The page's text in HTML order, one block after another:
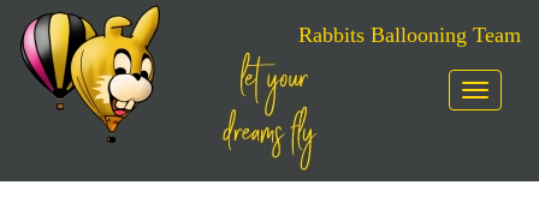
Rabbits Ballooning Team
Toggle